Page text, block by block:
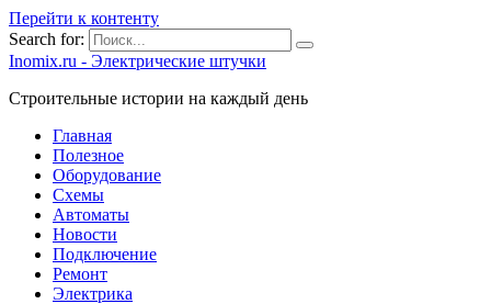
Перейти к контенту
Search for:
Inomix.ru - Электрические штучки
Cтроительные истории на каждый день
Главная
Полезное
Оборудование
Схемы
Автоматы
Новости
Подключение
Ремонт
Электрика